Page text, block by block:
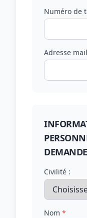
Numéro de
Adresse mail
Civilité :
Nom *